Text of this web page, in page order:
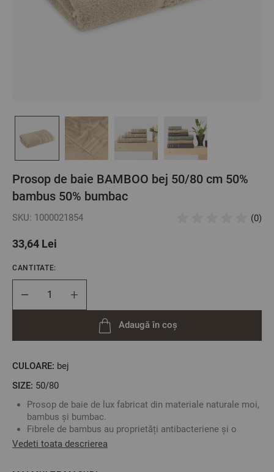
Prosop de baie BAMBOO bej 50/80 cm 50%
bambus 50% bumbac
SKU: 1000021854 (0)
33,64 Lei
CULOARE: bej
SIZE: 50/80
Prosop de baie de lux fabricat din materiale naturale moi,
bambus și bumbac.
Fibrele de bambus au proprietăți antibacteriene și o
capacitate de absorbție mare.
Vedeti toata descrierea
CANTITATE:
Adaugă în coș